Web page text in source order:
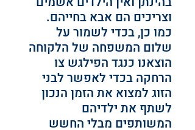
וצריכים הם אבא בחייהם.
כמו כן, בכדי לשמור על
שלום המשפחה של הלקוחה
הוצאנו כנגד הפילגש צו
הרחקה בכדי לאפשר לבני
הזוג למצוא את הזמן הנכון
לשתף את ילדיהם
המשותפים מבלי החשש